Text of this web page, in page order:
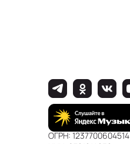
ОГРН: 1237700604514